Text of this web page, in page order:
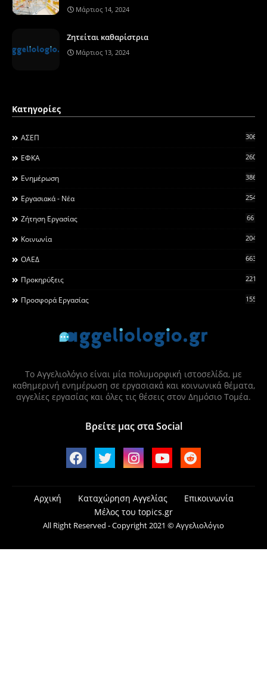
Μάρτιος 14, 2024
Ζητείται καθαρίστρια
Μάρτιος 13, 2024
Κατηγορίες
ΑΣΕΠ 306
ΕΦΚΑ 260
Ενημέρωση 3868
Εργασιακά - Νέα 2546
Ζήτηση Εργασίας 66
Κοινωνία 2044
ΟΑΕΔ 663
Προκηρύξεις 2215
Προσφορά Εργασίας 155
Το Αγγελιολόγιο είναι μία πολυμορφική ιστοσελίδα, με
καθημερινή ενημέρωση σε εργασιακά και κοινωνικά θέματα,
αγγελίες εργασίας και όλες τις θέσεις στον Δημόσιο Τομέα.
Βρείτε μας στα Social
Αρχική Καταχώρηση Αγγελίας
Επικοινωνία
Μέλος του topics.gr
All Right Reserved - Copyright 2021 © Αγγελιολόγιο